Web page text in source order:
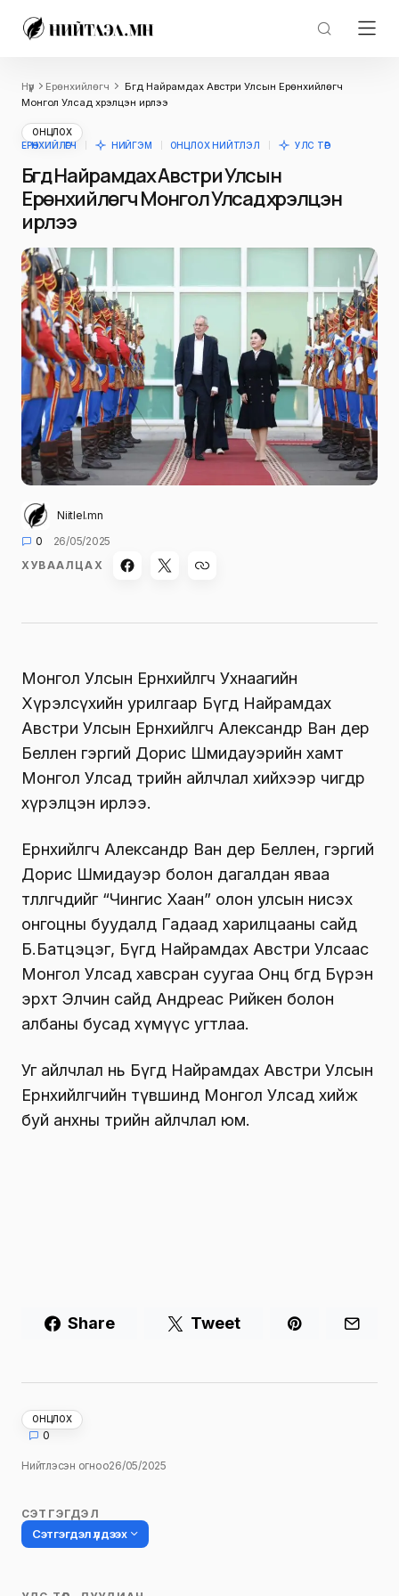
Нүүр Ерөнхийлөгч
Бүгд Найрамдах Австри Улсын Ерөнхийлөгч
Монгол Улсад хүрэлцэн ирлээ
ОНЦЛОХ
ЕРӨНХИЙЛӨГЧ
НИЙГЭМ ОНЦЛОХ НИЙТЛЭЛ УЛС ТӨР
Бүгд Найрамдах Австри Улсын
Ерөнхийлөгч Монгол Улсад хүрэлцэн
ирлээ
Niitlel.mn
0
26/05/2025
ХУВААЛЦАХ
Монгол Улсын Ерөнхийлөгч Ухнаагийн
Хүрэлсүхийн урилгаар Бүгд Найрамдах
Австри Улсын Ерөнхийлөгч Александр Ван дер
Беллен гэргий Дорис Шмидауэрийн хамт
Монгол Улсад төрийн айлчлал хийхээр өчигдөр
хүрэлцэн ирлээ.
Ерөнхийлөгч Александр Ван дер Беллен, гэргий
Дорис Шмидауэр болон дагалдан яваа
төлөөлөгчдийг “Чингис Хаан” олон улсын нисэх
онгоцны буудалд Гадаад харилцааны сайд
Б.Батцэцэг, Бүгд Найрамдах Австри Улсаас
Монгол Улсад хавсран суугаа Онц бөгөөд Бүрэн
эрхт Элчин сайд Андреас Рийкен болон
албаны бусад хүмүүс угтлаа.
Уг айлчлал нь Бүгд Найрамдах Австри Улсын
Ерөнхийлөгчийн түвшинд Монгол Улсад хийж
буй анхны төрийн айлчлал юм.
Share Tweet
ОНЦЛОХ
0
Нийтлэсэн огноо26/05/2025
СЭТГЭГДЭЛ
Сэтгэгдэл үлдээх